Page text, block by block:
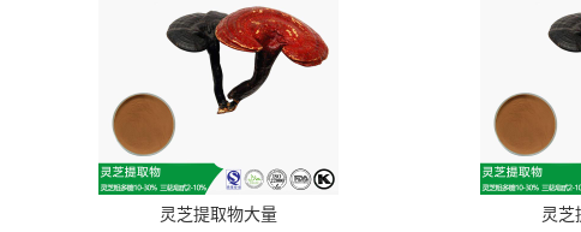
灵芝提取物大量 灵芝